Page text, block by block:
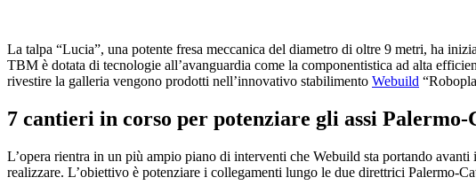
La talpa “Lucia”, una potente fresa meccanica del diametro di oltre 9 metri, ha
TBM è dotata di tecnologie all’avanguardia come la componentistica ad alta
rivestire la galleria vengono prodotti nell’innovativo stabilimento Webuild
7 cantieri in corso per potenziare gli assi Palermo-
L’opera rientra in un più ampio piano di interventi che Webuild sta portando
realizzare. L’obiettivo è potenziare i collegamenti lungo le due direttrici Palermo-